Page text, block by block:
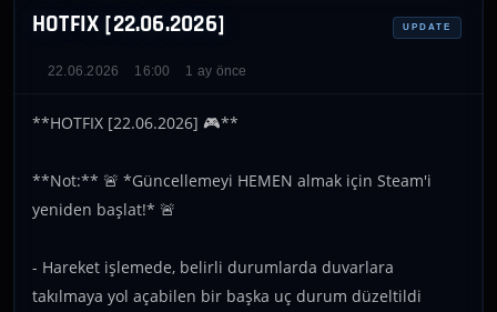
HOTFIX [22.06.2026] UPDATE
22.06.2026 16:00 1 ay önce
**HOTFIX [22.06.2026] 🎮**
**Not:** 🚨 *Güncellemeyi HEMEN almak için Steam'i
yeniden başlat!* 🚨
- Hareket işlemede, belirli durumlarda duvarlara
takılmaya yol açabilen bir başka uç durum düzeltildi